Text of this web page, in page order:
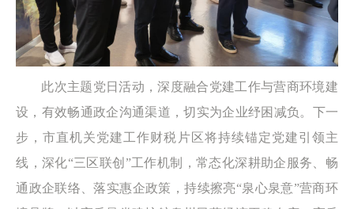
此次主题党日活动，深度融合党建工作与营商环境建
设，有效畅通政企沟通渠道，切实为企业纾困减负。下一
步，市直机关党建工作财税片区将持续锚定党建引领主
线，深化“三区联创”工作机制，常态化深耕助企服务、畅
通政企联络、落实惠企政策，持续擦亮“泉心泉意”营商环